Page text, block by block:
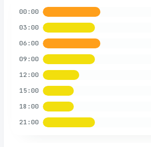
00:00
03:00
06:00
09:00
12:00
15:00
18:00
21:00